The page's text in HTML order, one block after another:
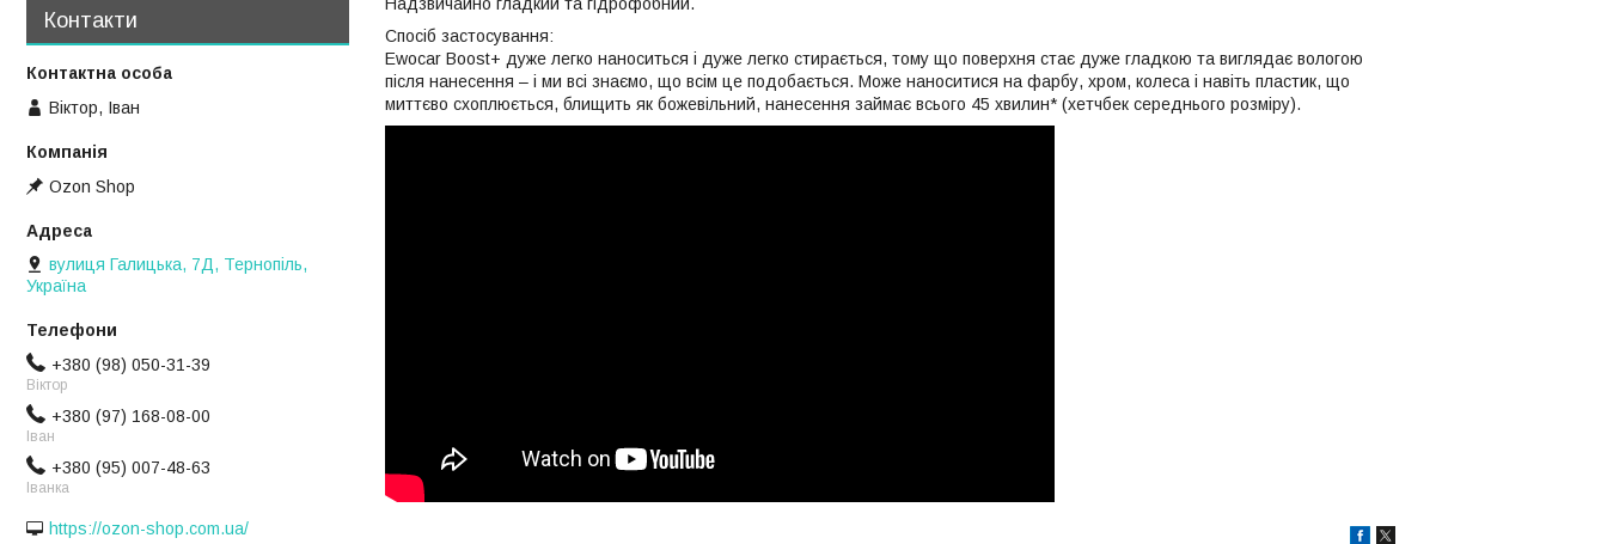
Спосіб застосування:
Ewocar Boost+ дуже легко наноситься і дуже легко стирається, тому що поверхня стає дуже гладкою та виглядає вологою
після нанесення – і ми всі знаємо, що всім це подобається. Може наноситися на фарбу, хром, колеса і навіть пластик, що
миттєво схоплюється, блищить як божевільний, нанесення займає всього 45 хвилин* (хетчбек середнього розміру).
Контакти
Віктор, Іван
Ozon Shop
вулиця Галицька, 7Д, Тернопіль,
Україна
+380 (98) 050-31-39
Віктор
+380 (97) 168-08-00
Іван
+380 (95) 007-48-63
Іванка
https://ozon-shop.com.ua/